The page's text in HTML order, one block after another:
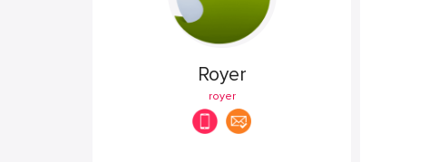
Royer
royer